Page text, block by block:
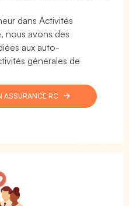
dans Activités
nous avons des
aux auto-
générales de
ASSURANCE RC